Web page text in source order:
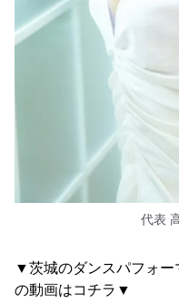
代表
▼茨城のダンスパフォー
の動画はコチラ▼